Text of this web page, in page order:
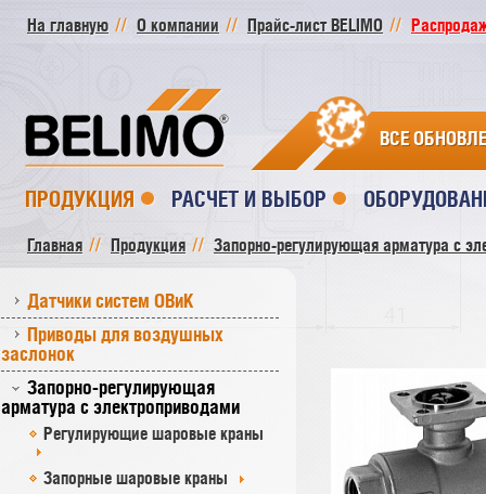
На главную О компании Прайс-лист BELIMO
ВСЕ
ПРОДУКЦИЯ РАСЧЕТ И ВЫБОР
Главная Продукция Запорно-регулирующая арматура с
Датчики систем ОВиК
Приводы для воздушных
заслонок
Запорно-регулирующая
арматура с электроприводами
Регулирующие шаровые краны
Запорные шаровые краны